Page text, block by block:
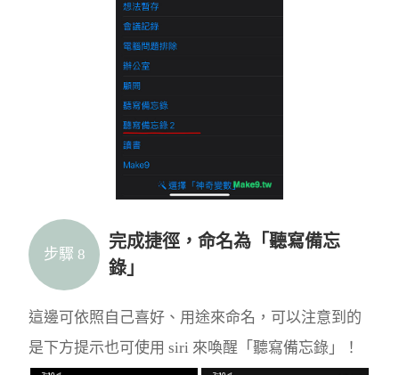
步驟 8
完成捷徑，命名為「聽寫備忘
錄」
這邊可依照自己喜好、用途來命名，可以注意到的
是下方提示也可使用 siri 來喚醒「聽寫備忘錄」！